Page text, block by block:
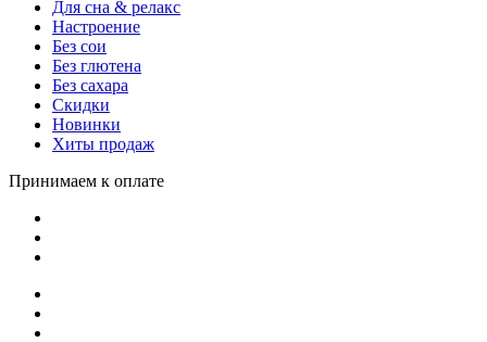
Для сна & релакс
Настроение
Без сои
Без глютена
Без сахара
Скидки
Новинки
Хиты продаж
Принимаем к оплате